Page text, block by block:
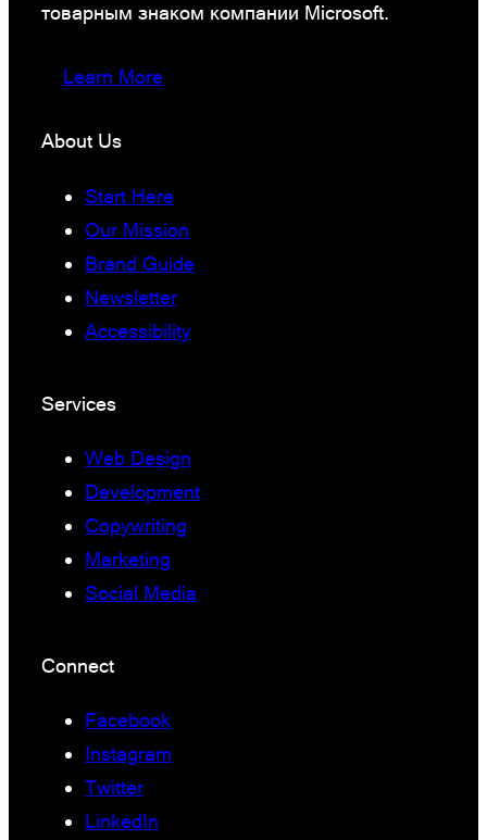
товарным знаком компании Microsoft.
Learn More
About Us
Start Here
Our Mission
Brand Guide
Newsletter
Accessibility
Services
Web Design
Development
Copywriting
Marketing
Social Media
Connect
Facebook
Instagram
Twitter
LinkedIn